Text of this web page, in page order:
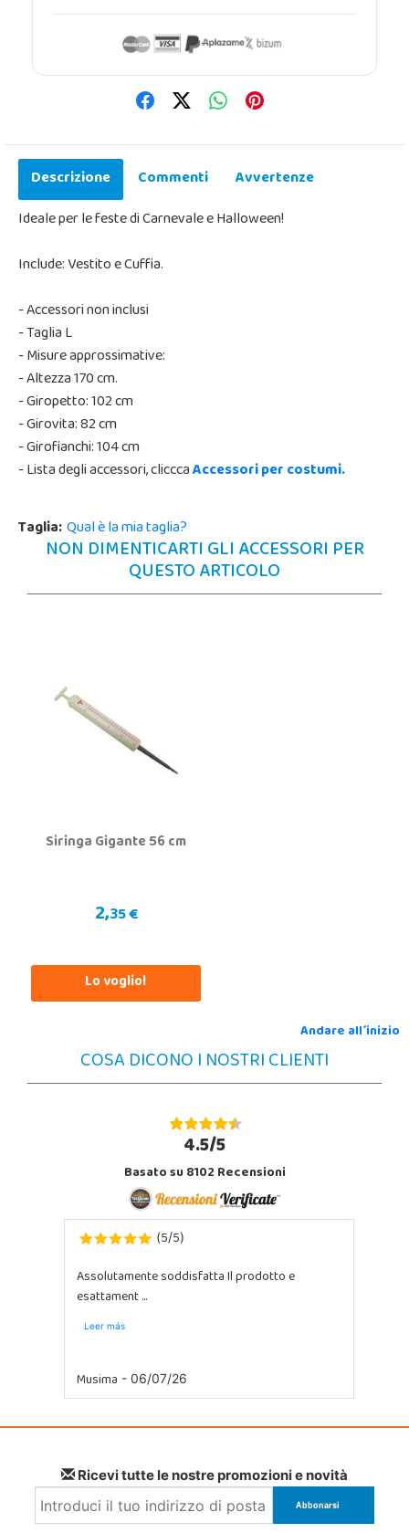
Descrizione Commenti
Avvertenze
Ideale per le feste di Carnevale e Halloween!
Include: Vestito e Cuffia.
- Accessori non inclusi
- Taglia L
- Misure approssimative:
- Altezza 170 cm.
- Giropetto: 102 cm
- Girovita: 82 cm
- Girofianchi: 104 cm
- Lista degli accessori, clicccaAccessori per costumi.
Taglia:Qual è la mia taglia?
NON DIMENTICARTI GLI ACCESSORI PER
QUESTO ARTICOLO
Siringa Gigante 56 cm
2,35 €
Lo voglio!
Andare all´inizio
COSA DICONO I NOSTRI CLIENTI
4.5/5
Basato su 8102 Recensioni
(5/5)
Assolutamente soddisfatta Il prodotto e
esattament ...
Leer más
Musima - 06/07/26
Ricevi tutte le nostre promozioni e novità